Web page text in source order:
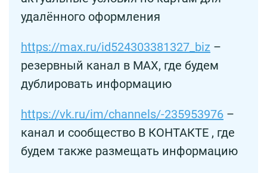
удалённого оформления
https://max.ru/id524303381327_biz –
резервный канал в MAX, где будем
дублировать информацию
https://vk.ru/im/channels/-235953976 –
канал и сообщество В КОНТАКТЕ , где
будем также размещать информацию